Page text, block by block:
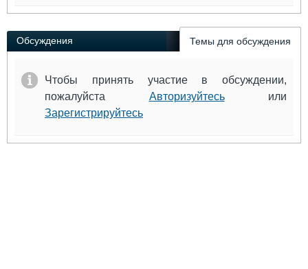
Обсуждения Темы для обсуждения
Чтобы принять участие в обсуждении,
пожалуйста Авторизуйтесьили
Зарегистрируйтесь